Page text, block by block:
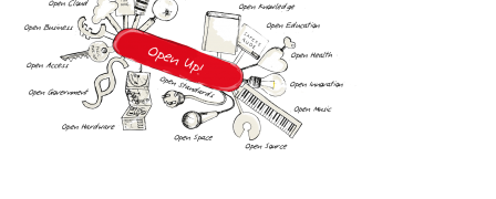
Impulse